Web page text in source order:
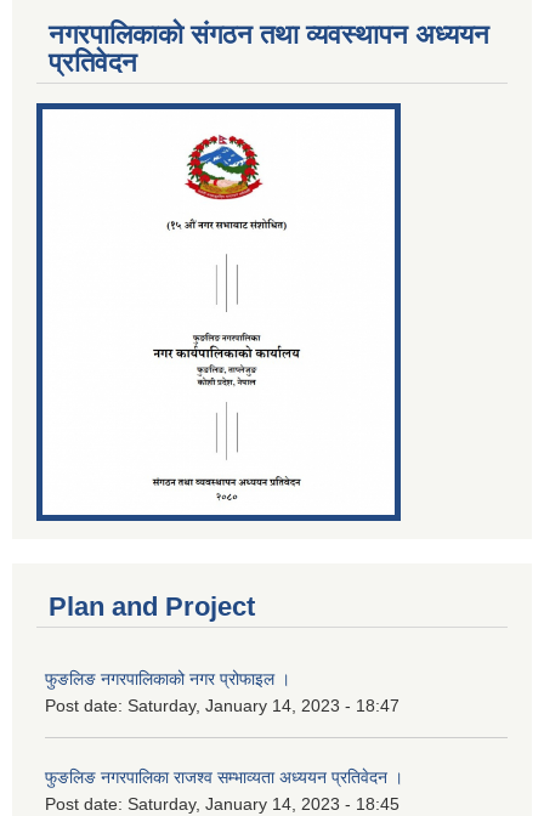
नगरपालिकाको संगठन तथा व्यवस्थापन अध्ययन
प्रतिवेदन
Plan and Project
फुङलिङ नगरपालिकाको नगर प्रोफाइल ।
Post date: Saturday, January 14, 2023 - 18:47
फुङलिङ नगरपालिका राजश्व सम्भाव्यता अध्ययन प्रतिवेदन ।
Post date: Saturday, January 14, 2023 - 18:45